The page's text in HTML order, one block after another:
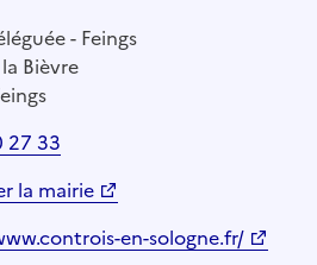
- Feings
Bièvre
27 33
la mairie
en-sologne.fr/